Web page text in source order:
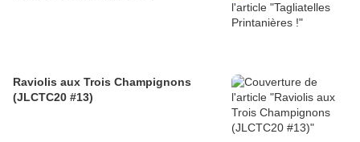
Raviolis aux Trois Champignons
(JLCTC20 #13)